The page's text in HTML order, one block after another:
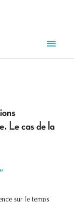
Le cas de la
sur le temps